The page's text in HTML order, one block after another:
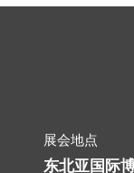
展会地点
东北亚国际